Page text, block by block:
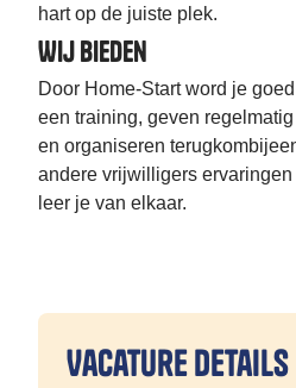
hart op de juiste plek.
Wij bieden
Door Home-Start word je
een training, geven
en organiseren
andere vrijwilligers
leer je van elkaar.
Vacature details